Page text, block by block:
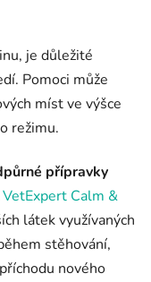
je důležité
Pomoci může
míst ve výšce
režimu.
přípravky
VetExpert Calm &
látek využívaných
stěhování,
nového